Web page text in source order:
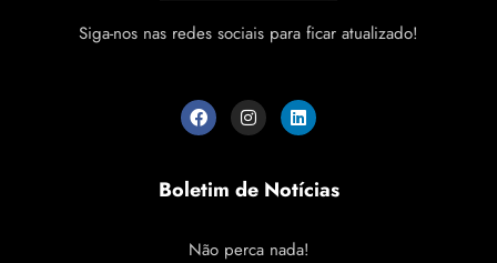
Siga-nos nas redes sociais para ficar atualizado!
Boletim de Notícias
Não perca nada!